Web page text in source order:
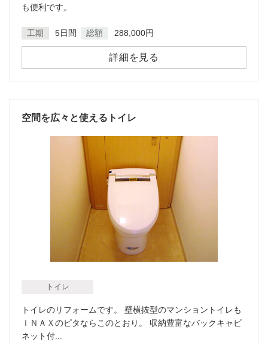
も便利です。
工期 5日間 総額 288,000円
詳細を見る
空間を広々と使えるトイレ
トイレ
トイレのリフォームです。 壁横抜型のマンショントイレも
ＩＮＡＸのピタならこのとおり。 収納豊富なバックキャビ
ネット付...